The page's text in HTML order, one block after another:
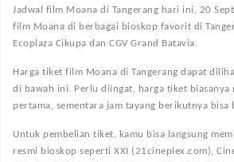
Jadwal film Moana di Tangerang hari ini, 20
film Moana di berbagai bioskop favorit di
Ecoplaza Cikupa dan CGV Grand Batavia.
Harga tiket film Moana di Tangerang dapat
di bawah ini. Perlu diingat, harga tiket biasanya
pertama, sementara jam tayang berikutnya bisa
Untuk pembelian tiket, kamu bisa langsung
resmi bioskop seperti XXI (21cineplex.com),